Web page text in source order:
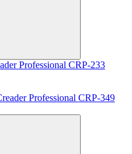
Professional CRP-233